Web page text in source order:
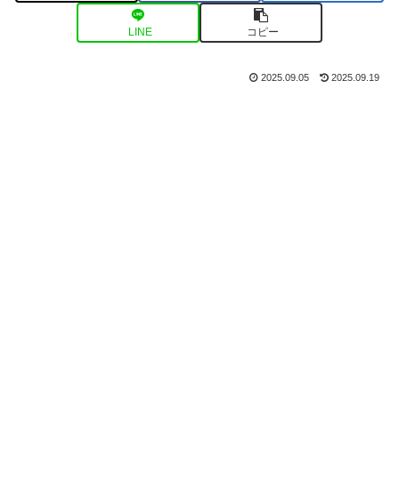
LINE コピー
2025.09.05 2025.09.19